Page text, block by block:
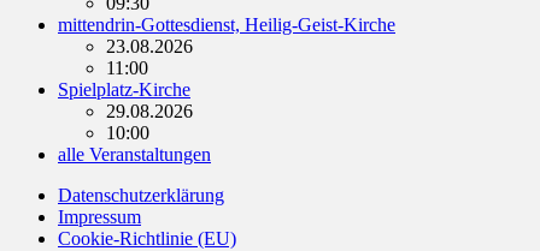
mittendrin-Gottesdienst, Heilig-Geist-Kirche
23.08.2026
11:00
Spielplatz-Kirche
29.08.2026
10:00
alle Veranstaltungen
Datenschutzerklärung
Impressum
Cookie-Richtlinie (EU)